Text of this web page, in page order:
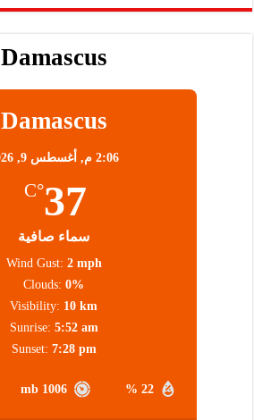
Damascus
Damascus
2:06 م, أغسطس 9, 2026
37
°C
سماء صافية
22 %
1006 mb
Wind Gust: 2 mph
Clouds: 0%
Visibility: 10 km
Sunrise: 5:52 am
Sunset: 7:28 pm